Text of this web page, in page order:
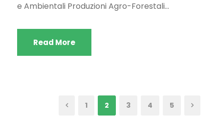
e Ambientali Produzioni Agro-Forestali...
Read More
1 2 3 4 5